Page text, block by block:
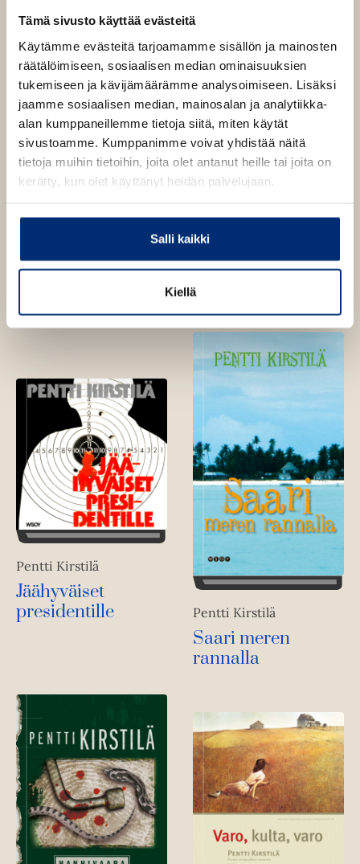
Tämä sivusto käyttää evästeitä
Käytämme evästeitä tarjoamamme sisällön ja mainosten
räätälöimiseen, sosiaalisen median ominaisuuksien
tukemiseen ja kävijämäärämme analysoimiseen. Lisäksi
jaamme sosiaalisen median, mainosalan ja analytiikka-
alan kumppaneillemme tietoja siitä, miten käytät
sivustoamme. Kumppanimme voivat yhdistää näitä
tietoja muihin tietoihin, joita olet antanut heille tai joita on
kerätty, kun olet käyttänyt heidän palvelujaan.
Salli kaikki
Kiellä
e
e
n
v
ä
l
i
l
e
t
n
Kirstilä työskenteli Aamulehden toimittajana vuoteen
1980, jolloin hän ryhtyi vapaaksi kirjailijaksi.
Muut teokset
Pentti Kirstilä
Jäähyväiset
presidentille
Pentti Kirstilä
Saari meren
rannalla